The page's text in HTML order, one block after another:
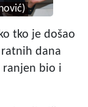
tko je došao
dana
ranjen bio i